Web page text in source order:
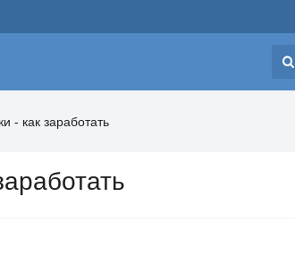
- как заработать